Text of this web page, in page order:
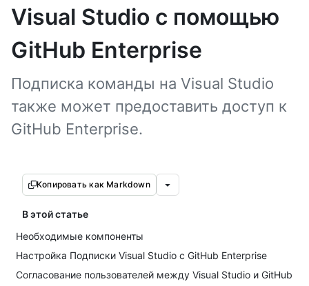
Visual Studio с помощью
GitHub Enterprise
Подписка команды на Visual Studio
также может предоставить доступ к
GitHub Enterprise.
Копировать как Markdown
В этой статье
Необходимые компоненты
Настройка Подписки Visual Studio с GitHub Enterprise
Согласование пользователей между Visual Studio и GitHub